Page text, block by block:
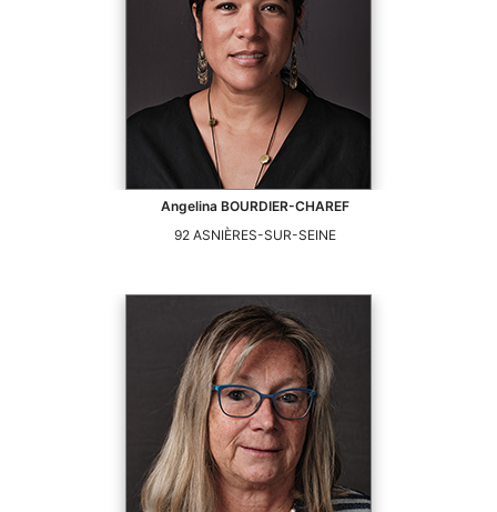
Angelina BOURDIER-CHAREF
92 ASNIÈRES-SUR-SEINE